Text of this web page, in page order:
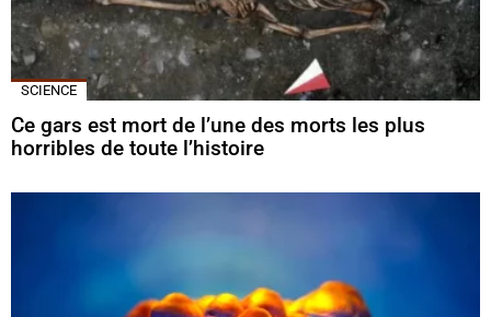
SCIENCE
Ce gars est mort de l’une des morts les plus
horribles de toute l’histoire